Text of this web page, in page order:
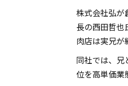
株式会社弘が
長の西田哲也
肉店は実兄が
同社では、兄
位を高単価業